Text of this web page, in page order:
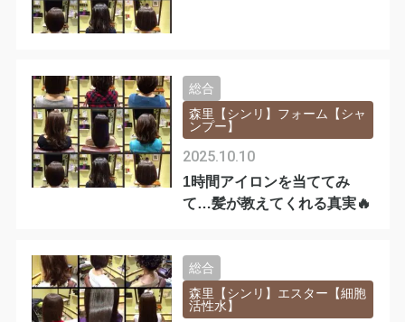
1時間アイロンを当ててみ
て…髪が教えてくれる真実🔥
2025.10.10
総合
森里【シンリ】フォーム【シャ
ンプー】
総合
森里【シンリ】エスター【細胞
活性水】